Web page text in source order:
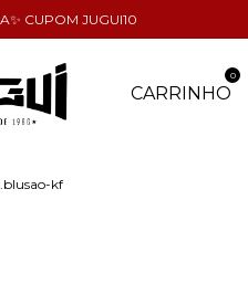
CUPOM JUGUI10
CARRINHO
0
kf